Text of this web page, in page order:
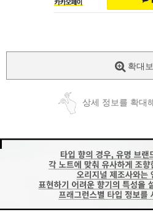
확대
상세 정보를 확대